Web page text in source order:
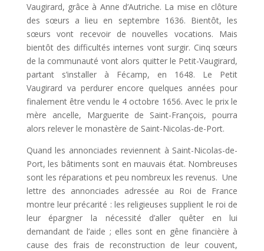
Vaugirard, grâce à Anne d’Autriche. La mise en clôture
des sœurs a lieu en septembre 1636. Bientôt, les
sœurs vont recevoir de nouvelles vocations. Mais
bientôt des difficultés internes vont surgir. Cinq sœurs
de la communauté vont alors quitter le Petit-Vaugirard,
partant s’installer à Fécamp, en 1648. Le Petit
Vaugirard va perdurer encore quelques années pour
finalement être vendu le 4 octobre 1656. Avec le prix le
mère ancelle, Marguerite de Saint-François, pourra
alors relever le monastère de Saint-Nicolas-de-Port.
Quand les annonciades reviennent à Saint-Nicolas-de-
Port, les bâtiments sont en mauvais état. Nombreuses
sont les réparations et peu nombreux les revenus. Une
lettre des annonciades adressée au Roi de France
montre leur précarité : les religieuses supplient le roi de
leur épargner la nécessité d’aller quêter en lui
demandant de l’aide ; elles sont en gêne financière à
cause des frais de reconstruction de leur couvent,